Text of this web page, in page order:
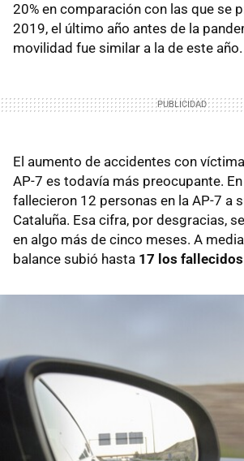
20% en comparación con las que se
2019, el último año antes de la
movilidad fue similar a la de este año.
El aumento de accidentes con
AP-7 es todavía más preocupante.
fallecieron 12 personas en la AP-7 a
Cataluña. Esa cifra, por desgracias,
en algo más de cinco meses. A
balance subió hasta 17 los